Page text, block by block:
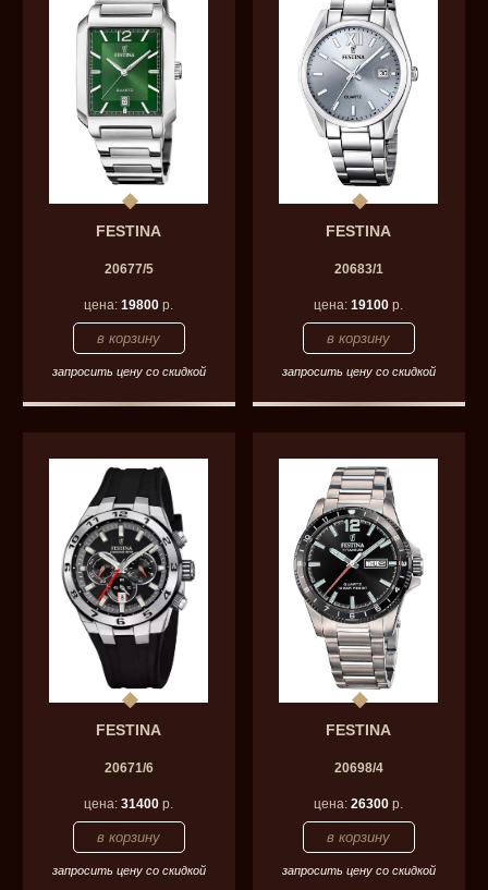
FESTINA
20677/5
цена:19800 р.
запросить цену со скидкой
FESTINA
20683/1
цена:19100 р.
запросить цену со скидкой
FESTINA
20671/6
цена:31400 р.
запросить цену со скидкой
FESTINA
20698/4
цена:26300 р.
запросить цену со скидкой